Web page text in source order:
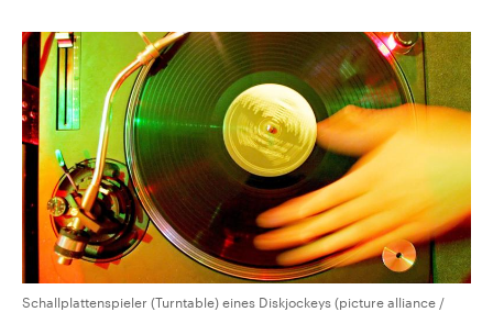
Schallplattenspieler (Turntable) eines Diskjockeys (picture alliance /